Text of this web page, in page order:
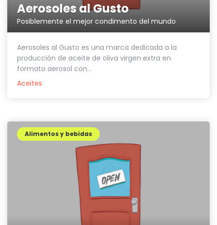
Aerosoles al Gusto
Posiblemente el mejor condimento del mundo
Aerosoles al Gusto es una marca dedicada a la
producción de aceite de oliva virgen extra en
formato aerosol con...
Aceites
Alimentos y bebidas